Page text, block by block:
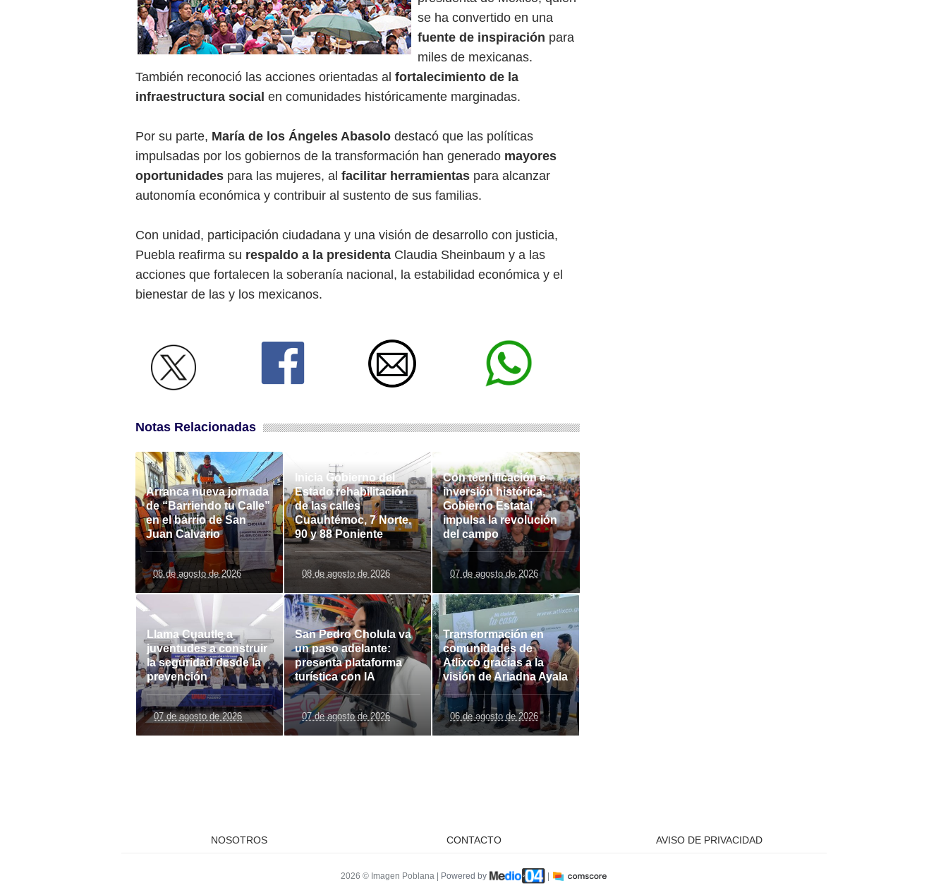
se ha convertido en una
fuente de inspiración para
miles de mexicanas.
También reconoció las acciones orientadas al fortalecimiento de la
infraestructura social en comunidades históricamente marginadas.
Por su parte, María de los Ángeles Abasolo destacó que las políticas
impulsadas por los gobiernos de la transformación han generado mayores
oportunidades para las mujeres, al facilitar herramientas para alcanzar
autonomía económica y contribuir al sustento de sus familias.
Con unidad, participación ciudadana y una visión de desarrollo con justicia,
Puebla reafirma su respaldo a la presidenta Claudia Sheinbaum y a las
acciones que fortalecen la soberanía nacional, la estabilidad económica y el
bienestar de las y los mexicanos.
Notas Relacionadas
Arranca nueva jornada
de “Barriendo tu Calle”
en el barrio de San
Juan Calvario
08 de agosto de 2026
Inicia Gobierno del
Estado rehabilitación
de las calles
Cuauhtémoc, 7 Norte,
90 y 88 Poniente
08 de agosto de 2026
Con tecnificación e
inversión histórica,
Gobierno Estatal
impulsa la revolución
del campo
07 de agosto de 2026
Llama Cuautle a
juventudes a construir
la seguridad desde la
prevención
07 de agosto de 2026
San Pedro Cholula va
un paso adelante:
presenta plataforma
turística con IA
07 de agosto de 2026
Transformación en
comunidades de
Atlixco gracias a la
visión de Ariadna Ayala
06 de agosto de 2026
NOSOTROS CONTACTO AVISO DE PRIVACIDAD
2026 © Imagen Poblana | Powered by |